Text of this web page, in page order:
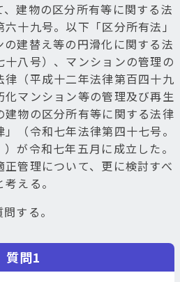
建物の区分所有等に関する法
十九号。以下「区分所有法」
建替え等の円滑化に関する法
八号）、マンションの管理の
（平成十二年法律第百四十九
マンション等の管理及び再生
建物の区分所有等に関する法律
（令和七年法律第四十七号。
が令和七年五月に成立した。
正管理について、更に検討すべ
える。
する。
質問1